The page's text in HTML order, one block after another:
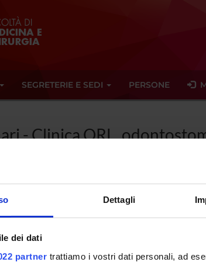
Dettagli
dei dati
partner trattiamo i vostri dati personali, ad
SEGRETERIE E SEDI PERSONE
- Clinica ORL,
Non è stato trovato alcun seminario relativo